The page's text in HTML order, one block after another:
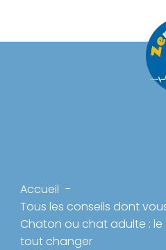
Accueil
Tous les conseils dont
Chaton ou chat adulte :
tout changer